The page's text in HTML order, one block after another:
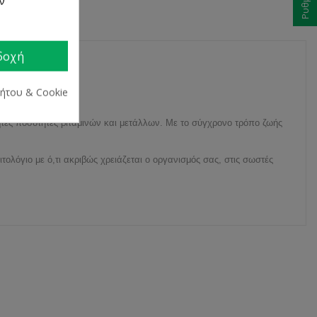
ποσότητες βιταμινών και μετάλλων. Με το σύγχρονο τρόπο ζωής
με ό,τι ακριβώς χρειάζεται ο οργανισμός σας, στις σωστές
& Cookie